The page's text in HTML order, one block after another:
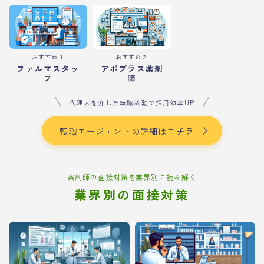
おすすめ１
ファルマスタッ
フ
おすすめ２
アポプラス薬剤
師
代理人を介した転職活動で採用効率UP
転職エージェントの詳細はコチラ
薬剤師の面接対策を業界別に読み解く
業界別の面接対策